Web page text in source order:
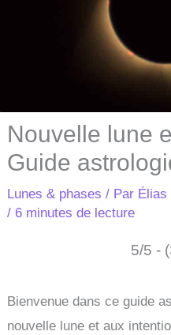
Nouvelle lune
Guide
Lunes & phases / Par
/ 6 minutes de lecture
5/5 -
Bienvenue dans ce guide
nouvelle lune et aux